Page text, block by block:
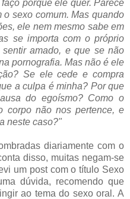
porque ele quer. Parece
sexo comum. Mas quando
ele nem mesmo sabe em
se importa com o próprio
amado, e que se não
pornografia. Mas não é ele
Se ele cede e compra
a culpa é minha? Por que
do egoísmo? Como o
corpo não nos pertence, e
neste caso?"
diariamente com o
disso, muitas negam-se
um post com o título Sexo
dúvida, recomendo que
ao tema do sexo oral. A